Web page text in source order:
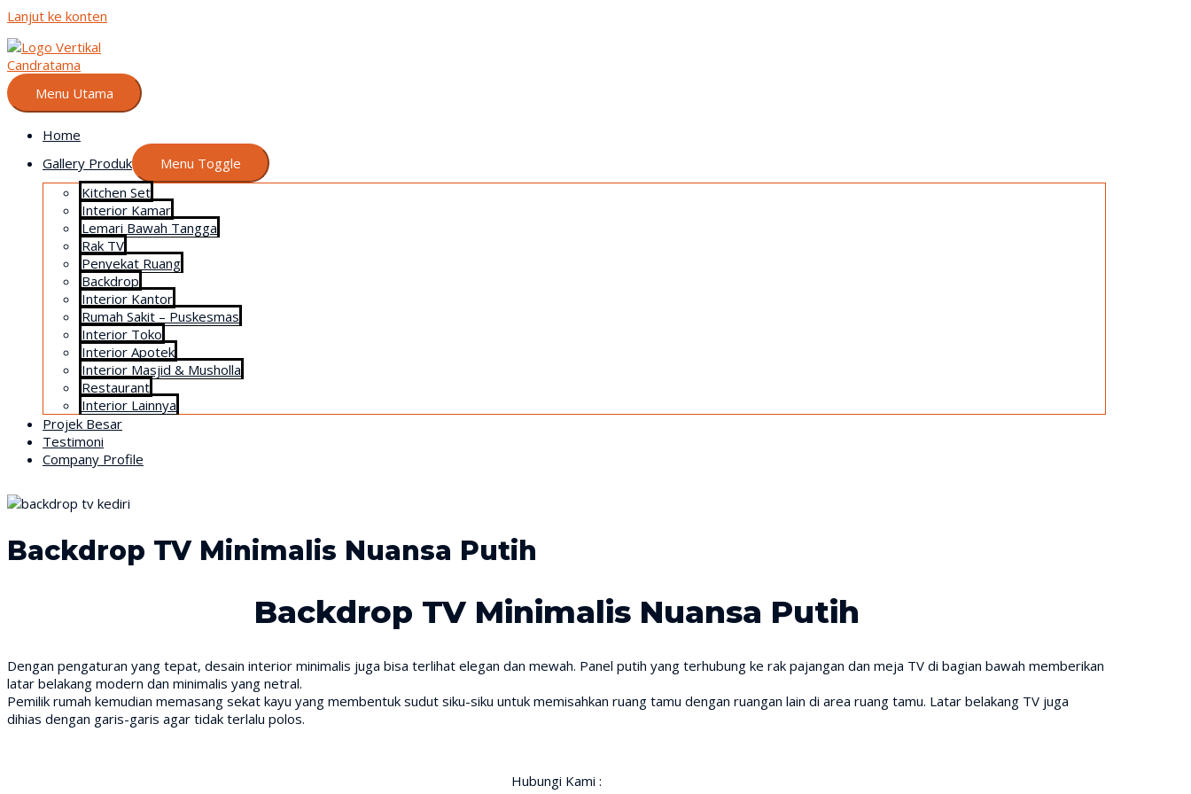
Lanjut ke konten
Menu Utama
Home
Gallery Produk
Menu Toggle
Kitchen Set
Interior Kamar
Lemari Bawah Tangga
Rak TV
Penyekat Ruang
Backdrop
Interior Kantor
Rumah Sakit – Puskesmas
Interior Toko
Interior Apotek
Interior Masjid & Musholla
Restaurant
Interior Lainnya
Projek Besar
Testimoni
Company Profile
Backdrop TV Minimalis Nuansa Putih
Backdrop TV Minimalis Nuansa Putih
Dengan pengaturan yang tepat, desain interior minimalis juga bisa terlihat elegan dan mewah. Panel putih yang terhubung ke rak pajangan dan meja TV di bagian bawah memberikan
latar belakang modern dan minimalis yang netral.
Pemilik rumah kemudian memasang sekat kayu yang membentuk sudut siku-siku untuk memisahkan ruang tamu dengan ruangan lain di area ruang tamu. Latar belakang TV juga
dihias dengan garis-garis agar tidak terlalu polos.
Hubungi Kami :